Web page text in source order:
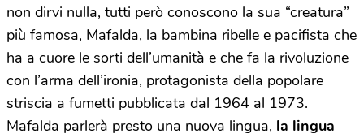
non dirvi nulla, tutti però conoscono la sua “creatura”
più famosa, Mafalda, la bambina ribelle e pacifista che
ha a cuore le sorti dell’umanità e che fa la rivoluzione
con l’arma dell’ironia, protagonista della popolare
striscia a fumetti pubblicata dal 1964 al 1973.
Mafalda parlerà presto una nuova lingua, la lingua